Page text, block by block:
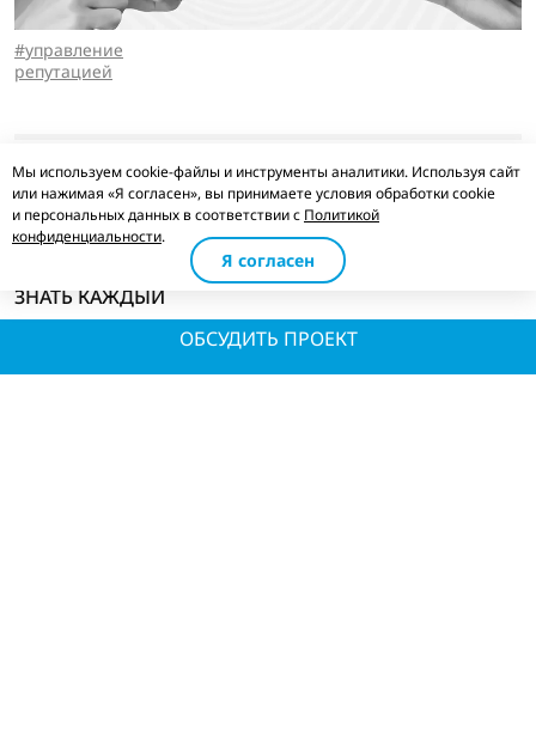
управление
репутацией
17.01.2021 Евгения Лю-Ти-Фу
ДВЕ ОСОБЕННОСТИ ORM 2020, КОТОРЫЕ ДОЛЖЕН
ЗНАТЬ КАЖДЫЙ
ОБСУДИТЬ ПРОЕКТ
Мы используем cookie-файлы и инструменты аналитики. Используя сайт
или нажимая «Я согласен», вы принимаете условия обработки cookie
и персональных данных в соответствии с Политикой
конфиденциальности.
Я согласен